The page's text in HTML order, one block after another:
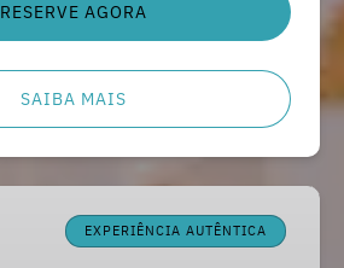
RESERVE AGORA
SAIBA MAIS
EXPERIÊNCIA AUTÊNTICA